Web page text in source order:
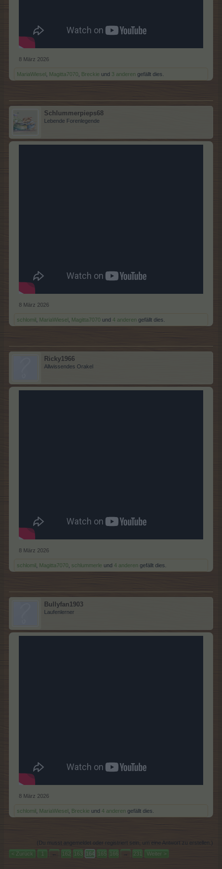
8 März 2026
MariaWiesel Magitta7070 Breckie und 3 anderen gefällt dies.
Schlummerpieps68
Lebende Forenlegende
8 März 2026
schlomil MariaWiesel Magitta7070 und 4 anderen gefällt dies.
Ricky1966
Allwissendes Orakel
8 März 2026
schlomil Magitta7070 schlummerle und 4 anderen gefällt dies.
Bullyfan1903
Laufenlerner
8 März 2026
schlomil MariaWiesel Breckie und 4 anderen gefällt dies.
(Du musst angemeldet oder registriert sein, um eine Antwort zu erstellen.)
< Zurück
1 ← 162 163 164 165 166 → 231 Weiter >